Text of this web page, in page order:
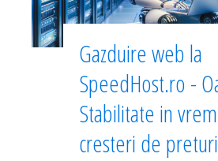
Gazduire web la
SpeedHost.ro -
Stabilitate in
cresteri de preturi